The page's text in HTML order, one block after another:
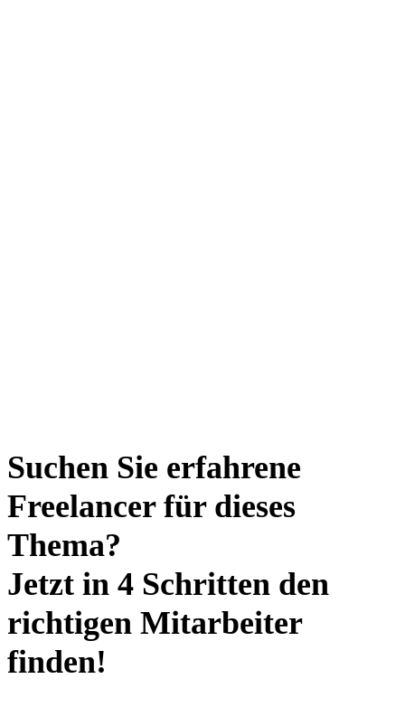
Suchen Sie erfahrene
Freelancer für dieses
Thema?
Jetzt in 4 Schritten den
richtigen Mitarbeiter
finden!